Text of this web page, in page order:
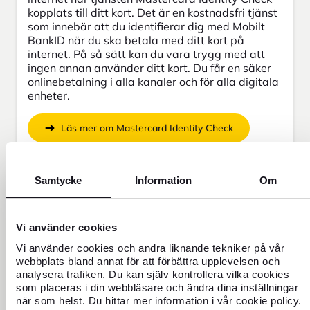
Samtycke Information Om
Vi använder cookies
Vi använder cookies och andra liknande tekniker på vår
webbplats bland annat för att förbättra upplevelsen och
analysera trafiken. Du kan själv kontrollera vilka cookies
som placeras i din webbläsare och ändra dina inställningar
när som helst. Du hittar mer information i vår cookie policy.
kopplats till ditt kort. Det är en kostnadsfri tjänst
som innebär att du identifierar dig med Mobilt
BankID när du ska betala med ditt kort på
internet. På så sätt kan du vara trygg med att
ingen annan använder ditt kort. Du får en säker
onlinebetalning i alla kanaler och för alla digitala
enheter.
Läs mer om Mastercard Identity Check
Om du har tappat eller blivit bestulen på ditt
kort, eller om du tror att någon kommit över din
kod och kortinformation, ska du spärra kortet
direkt.